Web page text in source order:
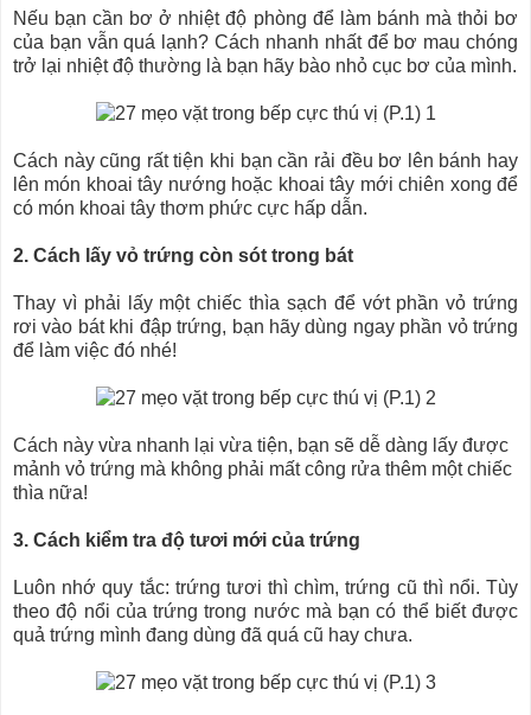
Nếu bạn cần bơ ở nhiệt độ phòng để làm bánh mà thỏi bơ
của bạn vẫn quá lạnh? Cách nhanh nhất để bơ mau chóng
trở lại nhiệt độ thường là bạn hãy bào nhỏ cục bơ của mình.
Cách này cũng rất tiện khi bạn cần rải đều bơ lên bánh hay
lên món khoai tây nướng hoặc khoai tây mới chiên xong để
có món khoai tây thơm phức cực hấp dẫn.
2. Cách lấy vỏ trứng còn sót trong bát
Thay vì phải lấy một chiếc thìa sạch để vớt phần vỏ trứng
rơi vào bát khi đập trứng, bạn hãy dùng ngay phần vỏ trứng
để làm việc đó nhé!
Cách này vừa nhanh lại vừa tiện, bạn sẽ dễ dàng lấy được
mảnh vỏ trứng mà không phải mất công rửa thêm một chiếc
thìa nữa!
3. Cách kiểm tra độ tươi mới của trứng
Luôn nhớ quy tắc: trứng tươi thì chìm, trứng cũ thì nổi. Tùy
theo độ nổi của trứng trong nước mà bạn có thể biết được
quả trứng mình đang dùng đã quá cũ hay chưa.